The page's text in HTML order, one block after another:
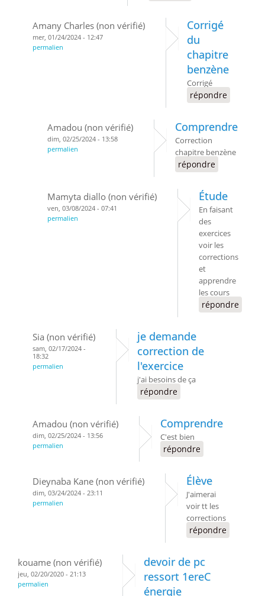
Amany Charles (non vérifié)
mer, 01/24/2024 - 12:47
permalien
Corrigé
du
chapitre
benzène
Corrigé
répondre
Amadou (non vérifié)
dim, 02/25/2024 - 13:58
permalien
Comprendre
Correction
chapitre benzène
répondre
Mamyta diallo (non vérifié)
ven, 03/08/2024 - 07:41
permalien
Étude
En faisant
des
exercices
voir les
corrections
et
apprendre
les cours
répondre
Sia (non vérifié)
sam, 02/17/2024 -
18:32
permalien
je demande
correction de
l'exercice
j'ai besoins de ça
répondre
Amadou (non vérifié)
dim, 02/25/2024 - 13:56
permalien
Comprendre
C'est bien
répondre
Dieynaba Kane (non vérifié)
dim, 03/24/2024 - 23:11
permalien
Élève
J'aimerai
voir tt les
corrections
répondre
kouame (non vérifié)
jeu, 02/20/2020 - 21:13
permalien
devoir de pc
ressort 1ereC
énergie